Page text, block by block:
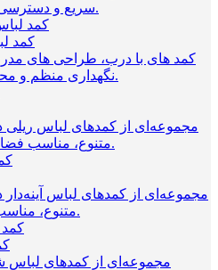
سریع و دسترسی آسان به لباس‌ ها.
کمد
کمد های با درب، طراحی‌ های
نگهداری منظم و محافظت از لباس‌ ها.
مجموعه‌ای از کمدهای لباس ریلی
متنوع، مناسب فضاهای مختلف منزل.
مجموعه‌ای از کمدهای لباس آینه‌دار
متنوع، مناسب فضاهای مختلف.
مجموعه‌ای از کمدهای لباس